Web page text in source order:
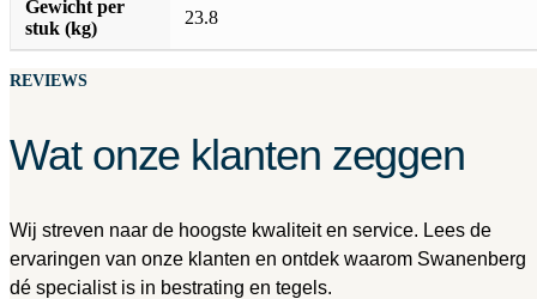
Gewicht per
stuk (kg)
23.8
REVIEWS
Wat onze klanten zeggen
Wij streven naar de hoogste kwaliteit en service. Lees de
ervaringen van onze klanten en ontdek waarom Swanenberg
dé specialist is in bestrating en tegels.